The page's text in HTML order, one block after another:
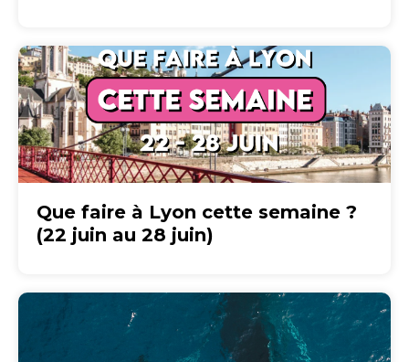
Que faire à Lyon cette semaine ?
(22 juin au 28 juin)